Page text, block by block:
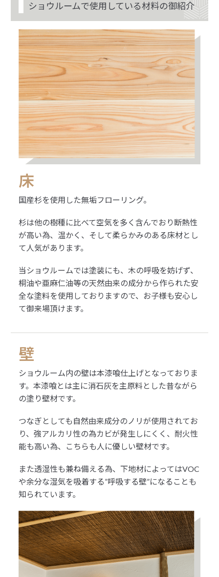
ショウルームで使用している材料の御紹介
床
国産杉を使用した無垢フローリング。
杉は他の樹種に比べて空気を多く含んでおり断熱性
が高い為、温かく、そして柔らかみのある床材とし
て人気があります。
当ショウルームでは塗装にも、木の呼吸を妨げず、
桐油や亜麻仁油等の天然由来の成分から作られた安
全な塗料を使用しておりますので、お子様も安心し
て御来場頂けます。
壁
ショウルーム内の壁は本漆喰仕上げとなっておりま
す。本漆喰とは主に消石灰を主原料とした昔ながら
の塗り壁材です。
つなぎとしても自然由来成分のノリが使用されてお
り、強アルカリ性の為カビが発生しにくく、耐火性
能も高い為、こちらも人に優しい壁材です。
また透湿性も兼ね備える為、下地材によってはVOC
や余分な湿気を吸着する”呼吸する壁”になることも
知られています。